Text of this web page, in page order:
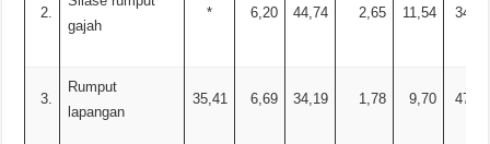
2.
gajah
* 6,20 44,74 2,65 11,54 34,87
3.
Rumput
lapangan
35,41 6,69 34,19 1,78 9,70 47,64